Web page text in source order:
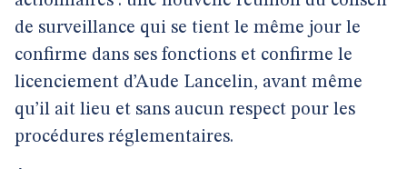
de surveillance qui se tient le même jour le
confirme dans ses fonctions et confirme le
licenciement d’Aude Lancelin, avant même
qu’il ait lieu et sans aucun respect pour les
procédures réglementaires.